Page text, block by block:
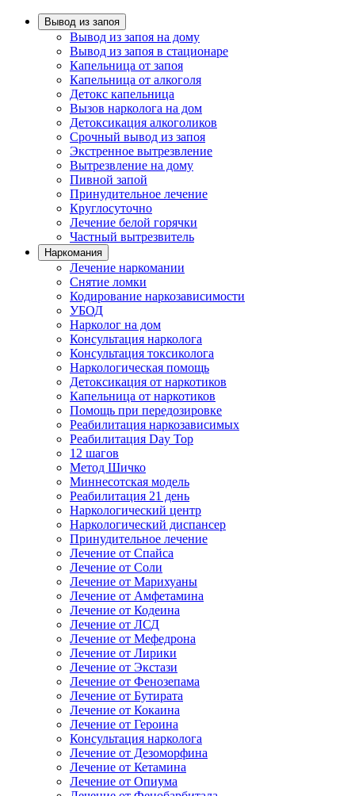
Вывод из запоя
Вывод из запоя на дому
Вывод из запоя в стационаре
Капельница от запоя
Капельница от алкоголя
Детокс капельница
Вызов нарколога на дом
Детоксикация алкоголиков
Срочный вывод из запоя
Экстренное вытрезвление
Вытрезвление на дому
Пивной запой
Принудительное лечение
Круглосуточно
Лечение белой горячки
Частный вытрезвитель
Наркомания
Лечение наркомании
Снятие ломки
Кодирование наркозависимости
УБОД
Нарколог на дом
Консультация нарколога
Консультация токсиколога
Наркологическая помощь
Детоксикация от наркотиков
Капельница от наркотиков
Помощь при передозировке
Реабилитация наркозависимых
Реабилитация Day Top
12 шагов
Метод Шичко
Миннесотская модель
Реабилитация 21 день
Наркологический центр
Наркологический диспансер
Принудительное лечение
Лечение от Спайса
Лечение от Соли
Лечение от Марихуаны
Лечение от Амфетамина
Лечение от Кодеина
Лечение от ЛСД
Лечение от Мефедрона
Лечение от Лирики
Лечение от Экстази
Лечение от Фенозепама
Лечение от Бутирата
Лечение от Кокаина
Лечение от Героина
Консультация нарколога
Лечение от Дезоморфина
Лечение от Кетамина
Лечение от Опиума